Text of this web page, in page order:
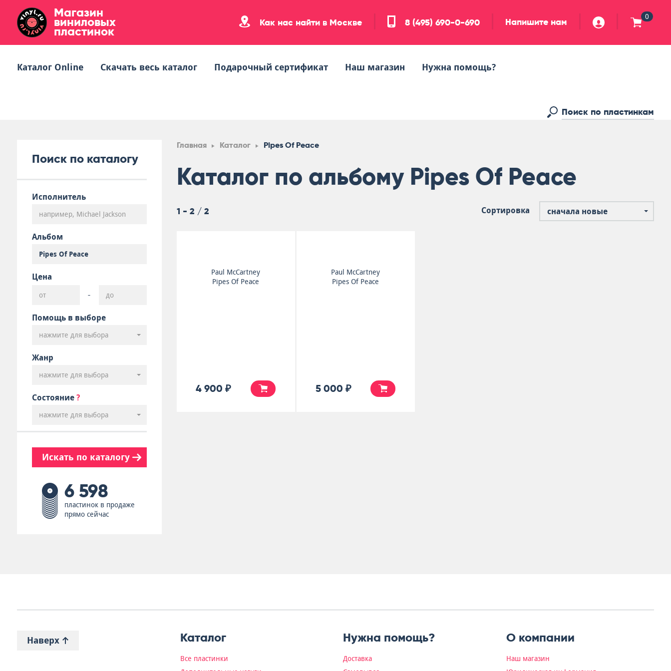
Магазин
виниловых
пластинок
Как нас найти в Москве 8 (495) 690-0-690 Напишите нам 0
Каталог Online Скачать весь каталог Подарочный сертификат Наш магазин Нужна помощь?
Поиск по каталогу
Исполнитель
Альбом
Цена
-
Помощь в выборе
нажмите для выбора
Жанр
нажмите для выбора
Состояние ?
нажмите для выбора
Искать по каталогу
6 598
пластинок в продаже
прямо сейчас
Главная Каталог Pipes Of Peace
Каталог по альбому Pipes Of Peace
1 - 2 / 2 Сортировка сначала новые
Paul McCartney
Pipes Of Peace
4 900 ₽
Paul McCartney
Pipes Of Peace
5 000 ₽
Наверх Каталог
Все пластинки
Нужна помощь?
Доставка
О компании
Наш магазин